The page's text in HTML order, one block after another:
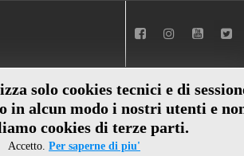
solo cookies tecnici e di
in alcun modo i nostri utenti e
cookies di terze parti.
Accetto. Per saperne di piu'